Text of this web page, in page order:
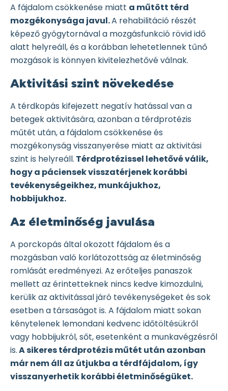
A fájdalom csökkenése miatt a műtött térd
mozgékonysága javul.A rehabilitáció részét
képező gyógytornával a mozgásfunkció rövid idő
alatt helyreáll, és a korábban lehetetlennek tűnő
mozgások is könnyen kivitelezhetővé válnak.
Aktivitási szint növekedése
A térdkopás kifejezett negatív hatással van a
betegek aktivitására, azonban a térdprotézis
műtét után, a fájdalom csökkenése és
mozgékonyság visszanyerése miatt az aktivitási
szint is helyreáll. Térdprotézissel lehetővé válik,
hogy a páciensek visszatérjenek korábbi
tevékenységeikhez, munkájukhoz,
hobbijukhoz.
Az életminőség javulása
A porckopás által okozott fájdalom és a
mozgásban való korlátozottság az életminőség
romlását eredményezi. Az erőteljes panaszok
mellett az érintetteknek nincs kedve kimozdulni,
kerülik az aktivitással járó tevékenységeket és sok
esetben a társaságot is. A fájdalom miatt sokan
kénytelenek lemondani kedvenc időtöltésükről
vagy hobbijukról, sőt, esetenként a munkavégzésről
is.A sikeres térdprotézis műtét után azonban
már nem áll az útjukba a térdfájdalom, így
visszanyerhetik korábbi életminőségüket.